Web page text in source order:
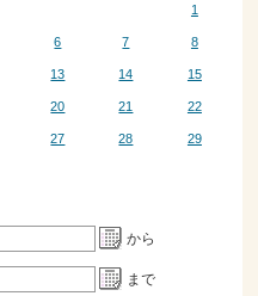
1
6 7 8
13 14 15
20 21 22
27 28 29
から
まで